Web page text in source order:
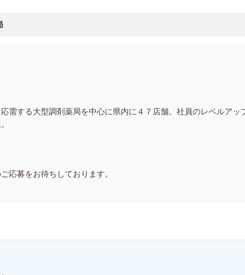
需する大型調剤薬局を中心に県内に４７店舗。社員のレベルアッ
応募をお待ちしております。